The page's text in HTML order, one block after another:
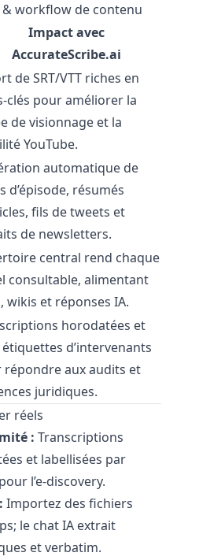
& workflow de contenu
Impact avec
AccurateScribe.ai
de SRT/VTT riches en
clés pour améliorer la
de visionnage et la
YouTube.
automatique de
d’épisode, résumés
fils de tweets et
de newsletters.
central rend chaque
consultable, alimentant
wikis et réponses IA.
horodatées et
étiquettes d’intervenants
répondre aux audits et
juridiques.
réels
: Transcriptions
et labellisées par
l’e-discovery.
Importez des fichiers
le chat IA extrait
et verbatim.